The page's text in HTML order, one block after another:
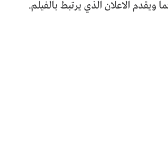
ويقدم الاعلان الذي يرتبط بالفيلم.